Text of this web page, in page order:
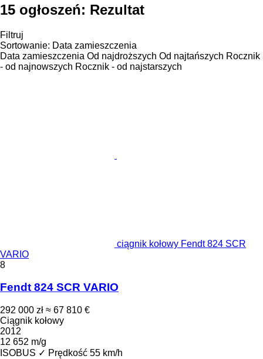
15 ogłoszeń: Rezultat
Filtruj
Sortowanie: Data zamieszczenia
Data zamieszczenia Od najdroższych Od najtańszych Rocznik
- od najnowszych Rocznik - od najstarszych
ciągnik kołowy Fendt 824 SCR
VARIO
8
Fendt 824 SCR VARIO
292 000 zł ≈ 67 810 €
Ciągnik kołowy
2012
12 652 m/g
ISOBUS ✓ Prędkość 55 km/h